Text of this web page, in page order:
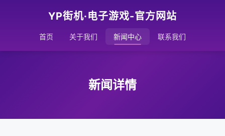
YP街机·电子游戏-官方网站
首页 关于我们 新闻中心 联系我们
新闻详情